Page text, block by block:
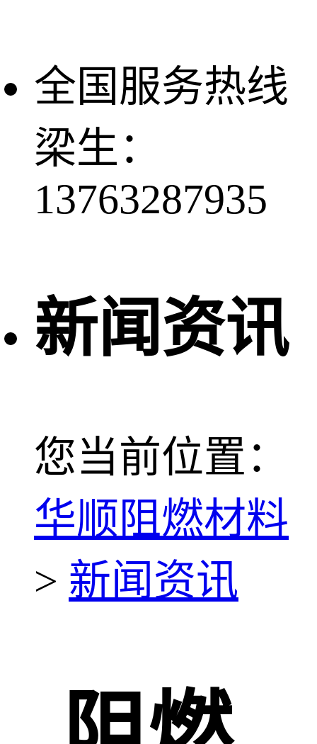
全国服务热线
梁生：
13763287935
新闻资讯
您当前位置：
华顺阻燃材料
> 新闻资讯